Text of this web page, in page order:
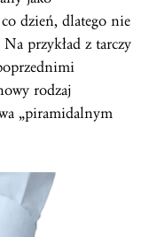
dzień, dlatego nie
przykład z tarczy
rodzaj
„piramidalnym